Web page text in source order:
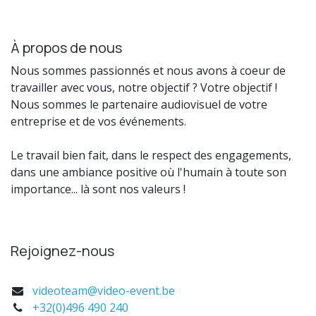
À propos de nous
Nous sommes passionnés et nous avons à coeur de
travailler avec vous, notre objectif ? Votre objectif !
Nous sommes le partenaire audiovisuel de votre
entreprise et de vos événements.
Le travail bien fait, dans le respect des engagements,
dans une ambiance positive où l'humain à toute son
importance... là sont nos valeurs !
Rejoignez-nous
videoteam@video-event.be
+32(0)496 490 240